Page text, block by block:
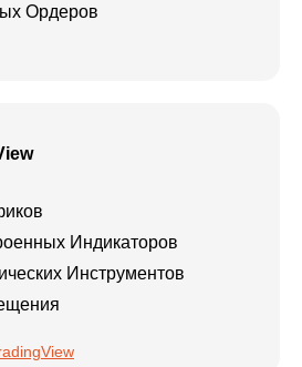
Ордеров
Индикаторов
Инструментов